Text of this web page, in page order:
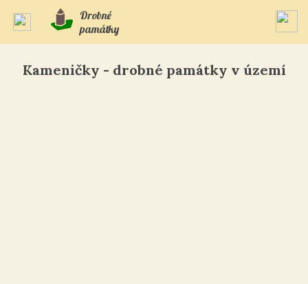
Drobné
památky
Kameničky - drobné památky v území